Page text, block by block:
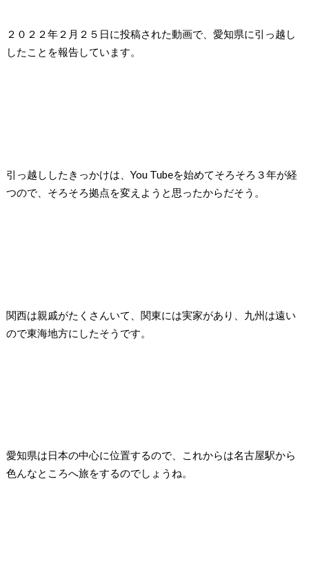
２０２２年２月２５日に投稿された動画で、愛知県に引っ越し
したことを報告しています。
引っ越ししたきっかけは、 You Tubeを始めてそろそろ３年が経
つので、そろそろ拠点を変えようと思ったからだそう。
関西は親戚がたくさんいて、関東には実家があり、九州は遠い
ので東海地方にしたそうです。
愛知県は日本の中心に位置するので、これからは名古屋駅から
色んなところへ旅をするのでしょうね。